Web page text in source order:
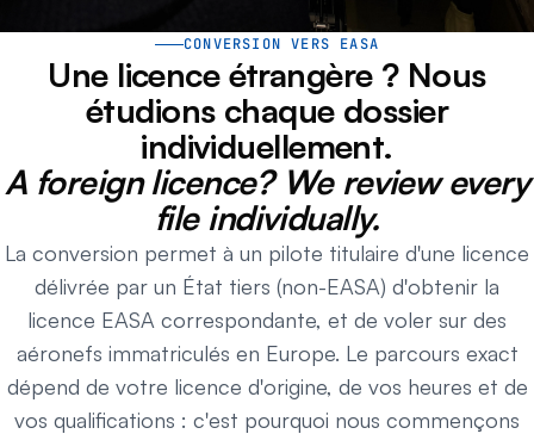
CONVERSION VERS EASA
Une licence étrangère ? Nous
étudions chaque dossier
individuellement.
A foreign licence? We review every
file individually.
La conversion permet à un pilote titulaire d'une licence
délivrée par un État tiers (non-EASA) d'obtenir la
licence EASA correspondante, et de voler sur des
aéronefs immatriculés en Europe. Le parcours exact
dépend de votre licence d'origine, de vos heures et de
vos qualifications : c'est pourquoi nous commençons